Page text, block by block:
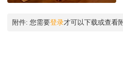
附件: 您需要登录才可以下载或查看